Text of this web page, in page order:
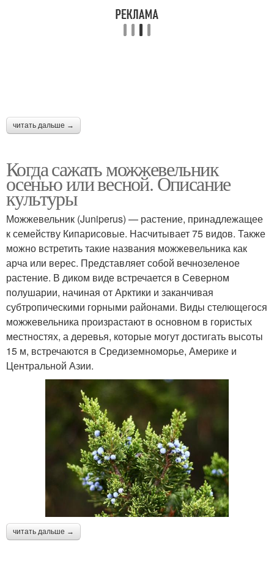
читать дальше →
Когда сажать можжевельник
осенью или весной. Описание
культуры
Можжевельник (Juniperus) — растение, принадлежащее
к семейству Кипарисовые. Насчитывает 75 видов. Также
можно встретить такие названия можжевельника как
арча или верес. Представляет собой вечнозеленое
растение. В диком виде встречается в Северном
полушарии, начиная от Арктики и заканчивая
субтропическими горными районами. Виды стелющегося
можжевельника произрастают в основном в гористых
местностях, а деревья, которые могут достигать высоты
15 м, встречаются в Средиземноморье, Америке и
Центральной Азии.
читать дальше →